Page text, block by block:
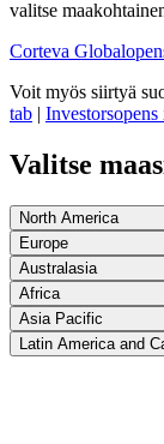
valitse
Corteva Global
Voit myös siirtyä
tab | Investorsopens
Valitse
North America
Europe
Australasia
Africa
Asia Pacific
Latin America and